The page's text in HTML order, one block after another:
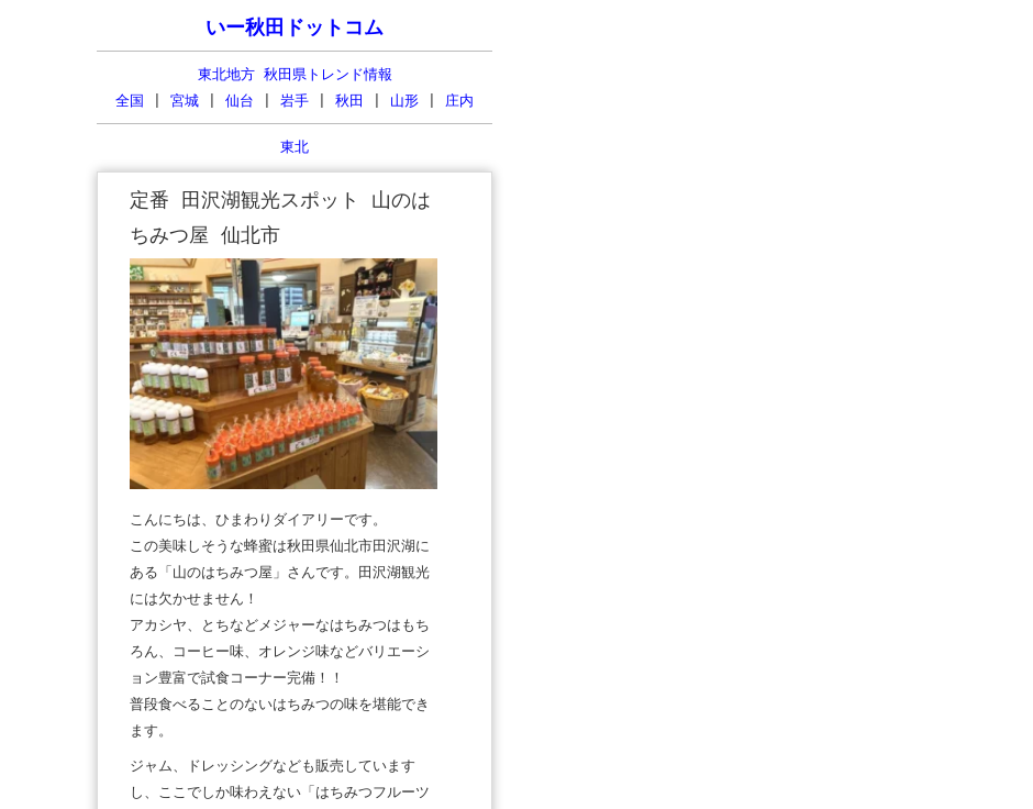
いー秋田ドットコム
東北地方 秋田県トレンド情報
全国
宮城 仙台 岩手 秋田 山形 庄内
東北
定番 田沢湖観光スポット 山のは
ちみつ屋 仙北市
こんにちは、ひまわりダイアリーです。
この美味しそうな蜂蜜は秋田県仙北市田沢湖に
ある「山のはちみつ屋」さんです。田沢湖観光
には欠かせません！
アカシヤ、とちなどメジャーなはちみつはもち
ろん、コーヒー味、オレンジ味などバリエーシ
ョン豊富で試食コーナー完備！！
普段食べることのないはちみつの味を堪能でき
ます。
ジャム、ドレッシングなども販売しています
し、ここでしか味わえない「はちみつフルーツ